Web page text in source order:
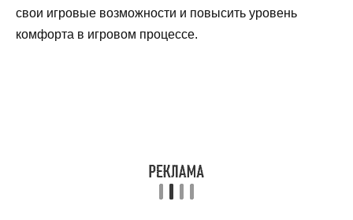
свои игровые возможности и повысить уровень
комфорта в игровом процессе.